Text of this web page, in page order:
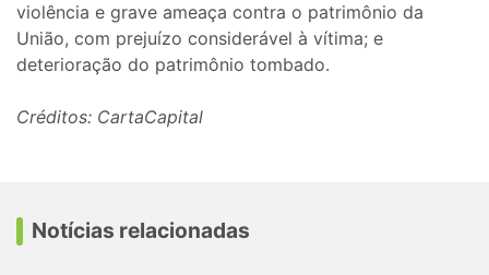
violência e grave ameaça contra o patrimônio da
União, com prejuízo considerável à vítima; e
deterioração do patrimônio tombado.
Créditos: CartaCapital
Notícias relacionadas